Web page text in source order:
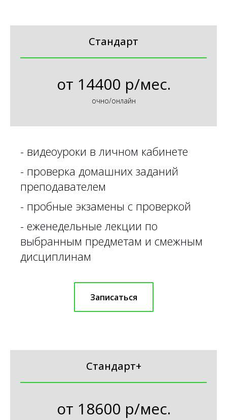
Стандарт
от 14400 р/мес.
очно/онлайн
- видеоуроки в личном кабинете
- проверка домашних заданий
преподавателем
- пробные экзамены с проверкой
- еженедельные лекции по
выбранным предметам и смежным
дисциплинам
Записаться
Стандарт+
от 18600 р/мес.